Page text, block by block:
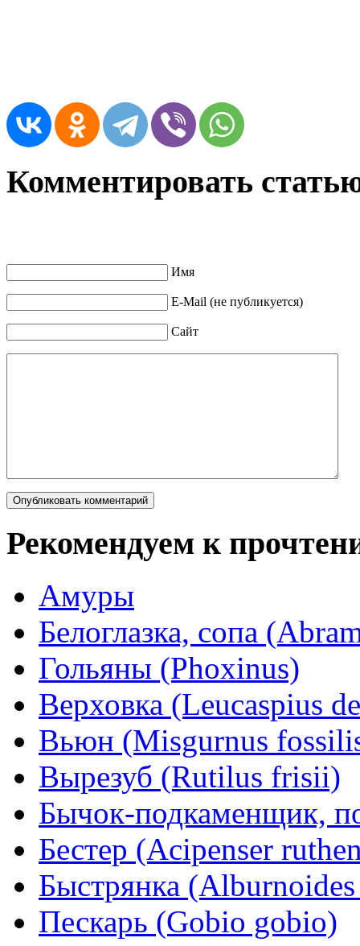
Комментировать
Имя
E-Mail (не публикуется)
Сайт
Рекомендуем к
Амуры
Белоглазка, сопа
Гольяны (Phoxinus)
Верховка (Leucaspius
Вьюн (Misgurnus
Вырезуб (Rutilus frisii)
Бычок-подкаменщик,
Бестер (Acipenser
Быстрянка
Пескарь (Gobio gobio)